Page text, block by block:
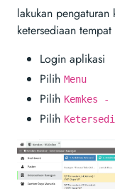
lakukan
ketersediaan
Login aplikasi
Pilih Menu
Pilih Kemkes -
Pilih